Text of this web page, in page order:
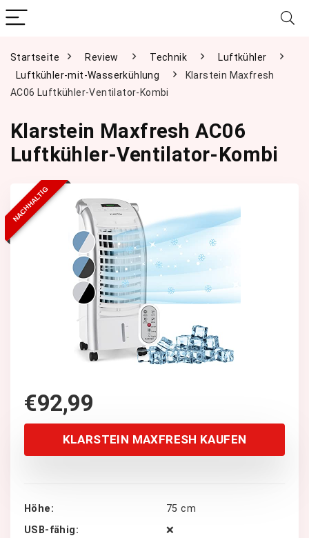
Startseite Review Technik
Luftkühler
Luftkühler-mit-Wasserkühlung
Klarstein Maxfresh
AC06 Luftkühler-Ventilator-Kombi
Klarstein Maxfresh AC06
Luftkühler-Ventilator-Kombi
NACHHALTIG
€92,99
KLARSTEIN MAXFRESH KAUFEN
Höhe
75 cm
USB-fähig
❌